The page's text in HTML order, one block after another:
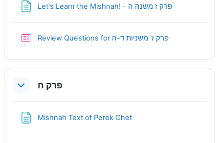
Let's Learn the Mishnah! - פרק ז משנה הPage
Review Questions for פרק ז' משניות ד-הQuiz
פרק ח
Mishnah Text of Perek ChetPage